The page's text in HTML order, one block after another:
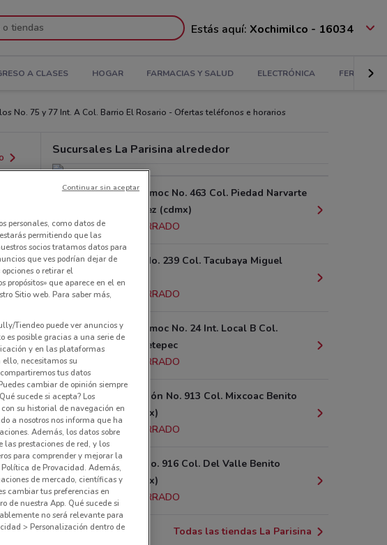
Estás aquí: Xochimilco - 16034
A CLASES HOGAR FARMACIAS Y SALUD ELECTRÓNICA
No. 75 y 77 Int. A Col. Barrio El Rosario - Ofertas teléfonos e horarios
Sucursales La Parisina alrededor
Av. Cuauhtemoc No. 463 Col. Piedad Narvarte
Benito Juárez (cdmx)
1.6 km
CERRADO
Av. Jalisco No. 239 Col. Tacubaya Miguel
Hidalgo
1.8 km
CERRADO
Av. Cuauhtemoc No. 24 Int. Local B Col.
Centro Ometepec
CERRADO
Av. Revolución No. 913 Col. Mixcoac Benito
Juárez (cdmx)
3.5 km
CERRADO
Parroquia No. 916 Col. Del Valle Benito
Juárez (cdmx)
3.5 km
CERRADO
Todas las tiendas La Parisina
personales, como datos de
permitiendo que las
socios tratamos datos para
que ves podrían dejar de
o retirar el
que aparece en el en
Sitio web. Para saber más,
Tiendeo puede ver anuncios y
es posible gracias a una serie de
y en las plataformas
necesitamos su
tus datos
cambiar de opinión siempre
sucede si acepta? Los
su historial de navegación en
a nosotros nos informa que ha
Además, los datos sobre
prestaciones de red, y los
para comprender y mejorar la
de Provacidad. Además,
de mercado, científicas y
cambiar tus preferencias en
de nuestra App. Qué sucede si
no será relevante para
> Personalización dentro de
Continuar sin aceptar